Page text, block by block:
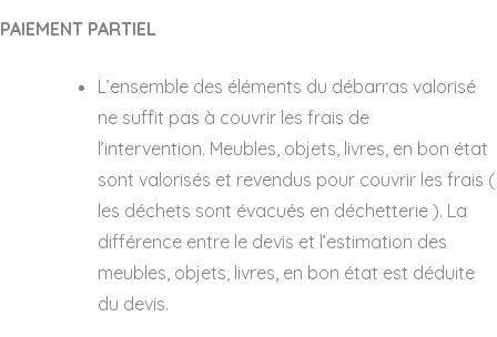
PAIEMENT PARTIEL
L’ensemble des éléments du débarras valorisé
ne suffit pas à couvrir les frais de
l’intervention. Meubles, objets, livres, en bon état
sont valorisés et revendus pour couvrir les frais (
les déchets sont évacués en déchetterie ). La
différence entre le devis et l’estimation des
meubles, objets, livres, en bon état est déduite
du devis.